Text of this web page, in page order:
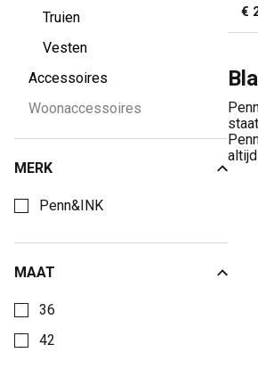
Truien
Vesten
Accessoires
Woonaccessoires
MERK
Penn&INK
MAAT
36
42
€